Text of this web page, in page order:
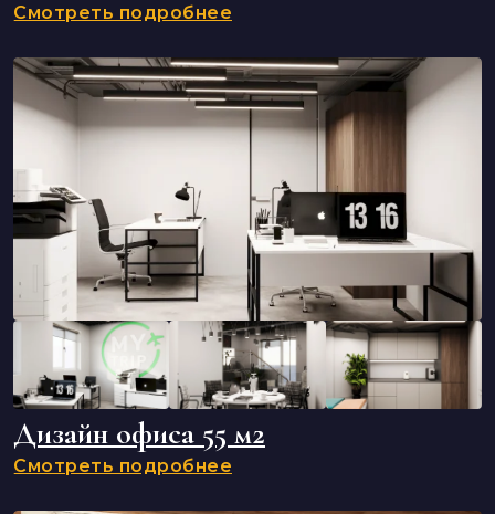
Смотреть подробнее
Дизайн офиса 55 м2
Смотреть подробнее